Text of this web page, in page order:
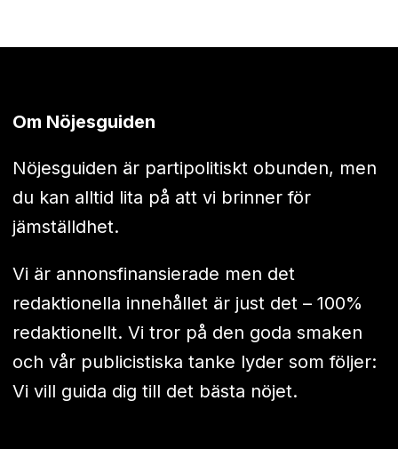
Om Nöjesguiden
Nöjesguiden är partipolitiskt obunden, men
du kan alltid lita på att vi brinner för
jämställdhet.
Vi är annonsfinansierade men det
redaktionella innehållet är just det – 100%
redaktionellt. Vi tror på den goda smaken
och vår publicistiska tanke lyder som följer:
Vi vill guida dig till det bästa nöjet.